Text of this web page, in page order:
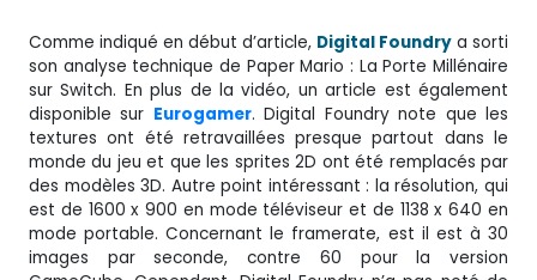
Comme indiqué en début d’article, Digital Foundry a sorti
son analyse technique de Paper Mario : La Porte Millénaire
sur Switch. En plus de la vidéo, un article est également
disponible sur Eurogamer. Digital Foundry note que les
textures ont été retravaillées presque partout dans le
monde du jeu et que les sprites 2D ont été remplacés par
des modèles 3D. Autre point intéressant : la résolution, qui
est de 1600 x 900 en mode téléviseur et de 1138 x 640 en
mode portable. Concernant le framerate, est il est à 30
images par seconde, contre 60 pour la version